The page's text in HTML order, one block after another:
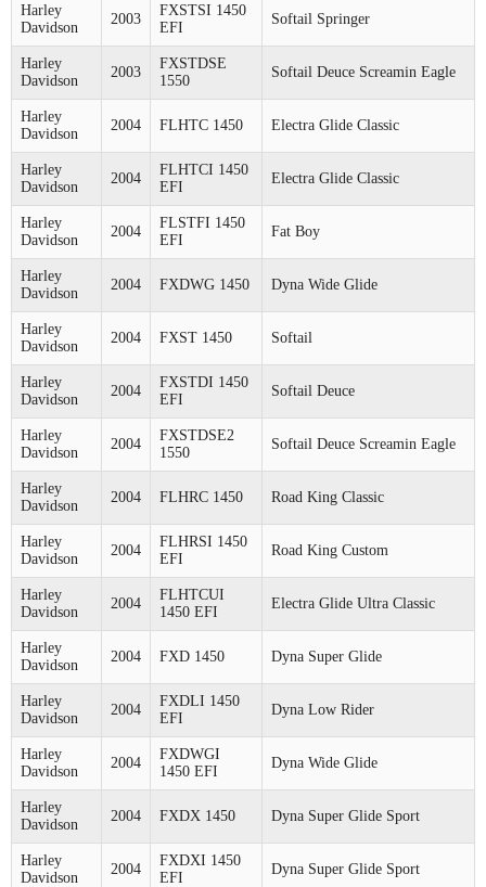
Harley
Davidson
2003
FXSTSI 1450
EFI
Softail Springer
Harley
Davidson
2003
FXSTDSE
1550
Softail Deuce Screamin Eagle
Harley
Davidson
2004 FLHTC 1450 Electra Glide Classic
Harley
Davidson
2004
FLHTCI 1450
EFI
Electra Glide Classic
Harley
Davidson
2004
FLSTFI 1450
EFI
Fat Boy
Harley
Davidson
2004 FXDWG 1450 Dyna Wide Glide
Harley
Davidson
2004 FXST 1450 Softail
Harley
Davidson
2004
FXSTDI 1450
EFI
Softail Deuce
Harley
Davidson
2004
FXSTDSE2
1550
Softail Deuce Screamin Eagle
Harley
Davidson
2004 FLHRC 1450 Road King Classic
Harley
Davidson
2004
FLHRSI 1450
EFI
Road King Custom
Harley
Davidson
2004
FLHTCUI
1450 EFI
Electra Glide Ultra Classic
Harley
Davidson
2004 FXD 1450 Dyna Super Glide
Harley
Davidson
2004
FXDLI 1450
EFI
Dyna Low Rider
Harley
Davidson
2004
FXDWGI
1450 EFI
Dyna Wide Glide
Harley
Davidson
2004 FXDX 1450 Dyna Super Glide Sport
Harley
Davidson
2004
FXDXI 1450
EFI
Dyna Super Glide Sport